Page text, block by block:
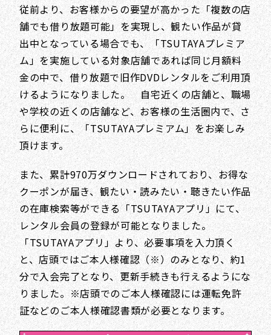
従前より、お客様からの要望が高かった「複数の店
舗でも借り放題可能」を実現し、観たい作品が貸
出中となっている場合でも、「TSUTAYAプレミア
ム」を実施している対象店舗であれば同じ月額料
金の中で、借り放題で旧作DVDレンタルをご利用頂
けるようになりました。 自宅近くの店舗と、職場
や学校の近くの店舗など、お客様の生活圏内で、さ
らに便利に、「TSUTAYAプレミアム」をお楽しみ
頂けます。
また、累計970万ダウンロードされており、お得な
クーポンが届き、観たい・読みたい・聴きたい作品
の在庫検索等ができる「TSUTAYAアプリ」にて、
レンタル会員の登録が可能となりました。
「TSUTAYAアプリ」より、必要事項を入力頂く
と、店頭ではご本人様確認（※）のみとなり、約1
分で入会完了となり、更新手続きも行えるようにな
りました。※店頭でのご本人様確認には運転免許
証などのご本人様確認書類が必要となります。